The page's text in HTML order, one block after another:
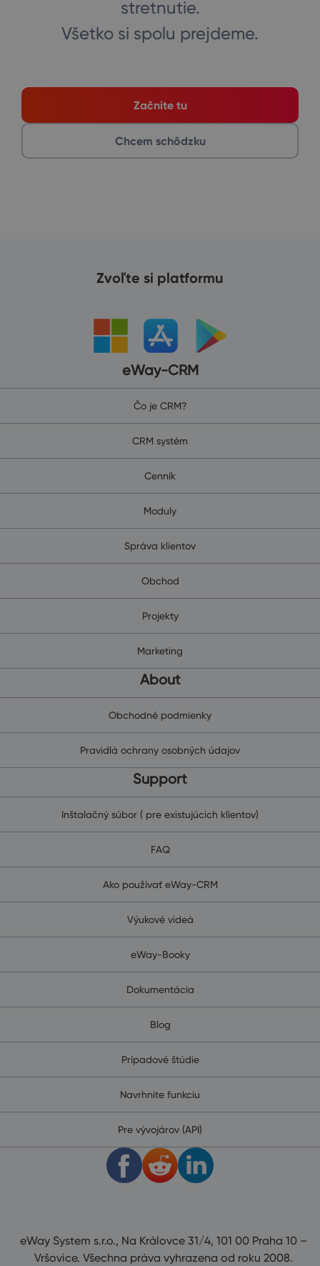
stretnutie.
Všetko si spolu prejdeme.
Začnite tu
Chcem schôdzku
Zvoľte si platformu
eWay-CRM
Čo je CRM?
CRM systém
Cenník
Moduly
Správa klientov
Obchod
Projekty
Marketing
About
Obchodné podmienky
Pravidlá ochrany osobných údajov
Support
Inštalačný súbor ( pre existujúcich klientov)
FAQ
Ako používať eWay-CRM
Výukové videá
eWay-Booky
Dokumentácia
Blog
Prípadové štúdie
Navrhnite funkciu
Pre vývojárov (API)
eWay System s.r.o., Na Královce 31/4, 101 00 Praha 10 –
Vršovice. Všechna práva vyhrazena od roku 2008.